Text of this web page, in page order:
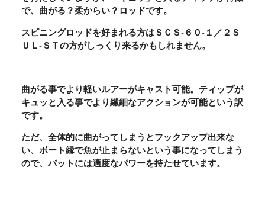
で、曲がる？柔からい？ロッドです。
スピニングロッドを好まれる方はＳＣＳ-６０-１／２Ｓ
ＵＬ-ＳＴの方がしっくり来るかもしれません。
曲がる事でより軽いルアーがキャスト可能。ティップが
キュッと入る事でより繊細なアクションが可能という訳
です。
ただ、全体的に曲がってしまうとフックアップ出来な
い、ボート縁で魚が止まらないという事になってしまう
ので、バットには適度なパワーを持たせています。